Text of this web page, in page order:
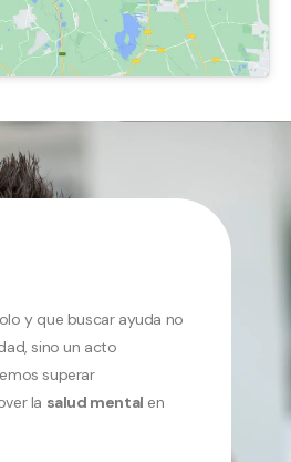
y que buscar ayuda no
sino un acto
superar
la salud mental en